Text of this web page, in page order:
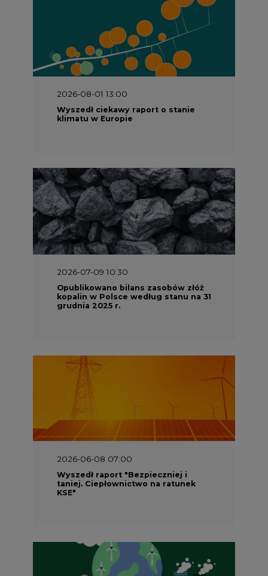
2026-08-01 13:00
Wyszedł ciekawy raport o stanie
klimatu w Europie
2026-07-09 10:30
Opublikowano bilans zasobów złóż
kopalin w Polsce według stanu na 31
grudnia 2025 r.
2026-06-08 07:00
Wyszedł raport "Bezpieczniej i
taniej. Ciepłownictwo na ratunek
KSE"